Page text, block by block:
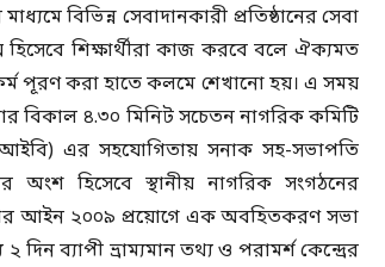
বিভিন্ন সেবাদানকারী প্রতিষ্ঠানের সেবা
শিক্ষার্থীরা কাজ করবে বলে ঐক্যমত
করা হাতে কলমে শেখানো হয়। এ সময়
বিকাল ৪.৩০ মিনিট সচেতন নাগরিক কমিটি
এর সহযোগিতায় সনাক সহ-সভাপতি
হিসেবে স্থানীয় নাগরিক সংগঠনের
আইন ২০০৯ প্রয়োগে এক অবহিতকরণ সভা
ব্যাপী ভ্রাম্যমান তথ্য ও পরামর্শ কেন্দ্রের